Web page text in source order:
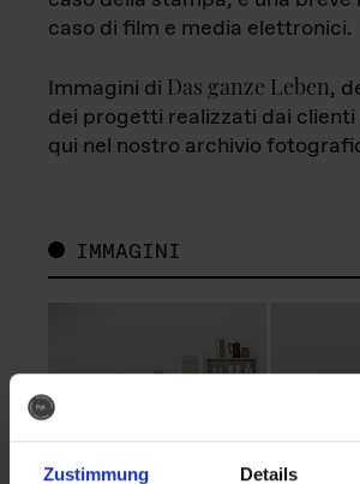
Zustimmung Details
caso di film e media elettronici.
Immagini di Das ganze Leben,
dei progetti realizzati dai clienti
qui nel nostro archivio
IMMAGINI